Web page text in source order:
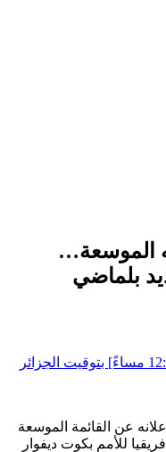
الموسعة…
بلماضي
عن القائمة الموسعة
للأمم بكوت ديفوار